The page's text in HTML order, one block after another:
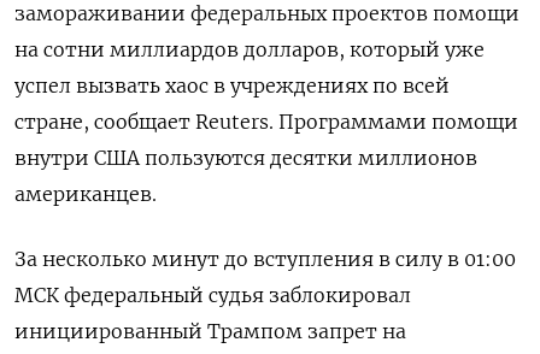
замораживании федеральных проектов помощи
на сотни миллиардов долларов, который уже
успел вызвать хаос в учреждениях по всей
стране, сообщает Reuters. Программами помощи
внутри США пользуются десятки миллионов
американцев.
За несколько минут до вступления в силу в 01:00
МСК федеральный судья заблокировал
инициированный Трампом запрет на